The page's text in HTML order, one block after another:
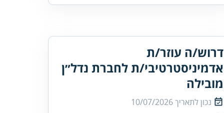
דרוש/ה עוזר/ת
אדמיניסטרטיבי/ת לחברת נדל״ן
מובילה
נכון לתאריך10/07/2026